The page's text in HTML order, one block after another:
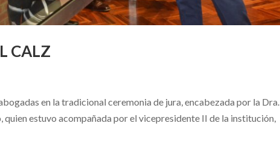
CALZ
en la tradicional ceremonia de jura, encabezada por la Dra.
estuvo acompañada por el vicepresidente II de la institución,